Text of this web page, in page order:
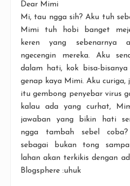
Dear Mimi
Mi, tau ngga sih? Aku tuh
Mimi tuh hobi banget
keren yang sebenarnya
ngecengin mereka. Aku
dalam hati, kok bisa-
genap kaya Mimi. Aku curiga,
itu gembong penyebar virus
kalau ada yang curhat,
jawaban yang bikin hati
ngga tambah sebel
sebagai bukan tong
lahan akan terkikis dengan
Blogsphere :uhuk